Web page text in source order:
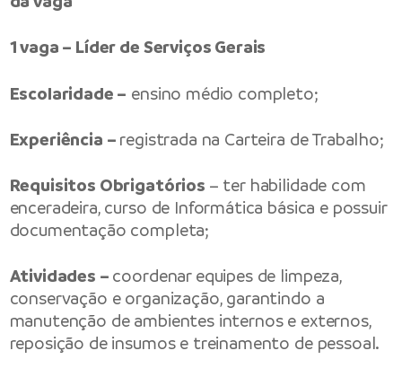
1 vaga – Líder de Serviços Gerais
Escolaridade – ensino médio completo;
Experiência – registrada na Carteira de Trabalho;
Requisitos Obrigatórios – ter habilidade com
enceradeira, curso de Informática básica e possuir
documentação completa;
Atividades – coordenar equipes de limpeza,
conservação e organização, garantindo a
manutenção de ambientes internos e externos,
reposição de insumos e treinamento de pessoal.